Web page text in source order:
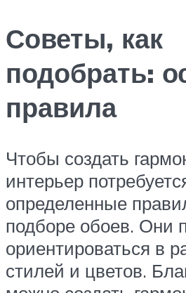
Советы, как
подобрать:
правила
Чтобы создать
интерьер
определенные
подборе обоев. Они
ориентироваться в
стилей и цветов.